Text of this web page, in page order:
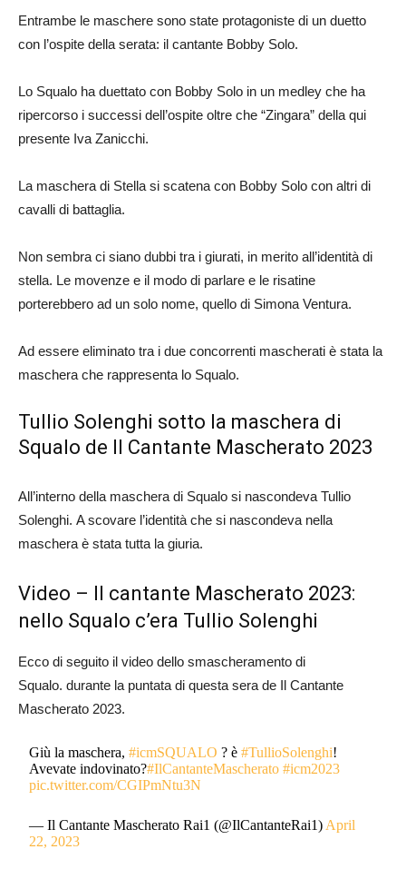
Entrambe le maschere sono state protagoniste di un duetto
con l’ospite della serata: il cantante Bobby Solo.
Lo Squalo ha duettato con Bobby Solo in un medley che ha
ripercorso i successi dell’ospite oltre che “Zingara” della qui
presente Iva Zanicchi.
La maschera di Stella si scatena con Bobby Solo con altri di
cavalli di battaglia.
Non sembra ci siano dubbi tra i giurati, in merito all’identità di
stella. Le movenze e il modo di parlare e le risatine
porterebbero ad un solo nome, quello di Simona Ventura.
Ad essere eliminato tra i due concorrenti mascherati è stata la
maschera che rappresenta lo Squalo.
Tullio Solenghi sotto la maschera di
Squalo de Il Cantante Mascherato 2023
All’interno della maschera di Squalo si nascondeva Tullio
Solenghi. A scovare l’identità che si nascondeva nella
maschera è stata tutta la giuria.
Video – Il cantante Mascherato 2023:
nello Squalo c’era Tullio Solenghi
Ecco di seguito il video dello smascheramento di
Squalo. durante la puntata di questa sera de Il Cantante
Mascherato 2023.
Giù la maschera,#icmSQUALO ? è#TullioSolenghi!
Avevate indovinato?#IlCantanteMascherato #icm2023
pic.twitter.com/CGIPmNtu3N
— Il Cantante Mascherato Rai1 (@IlCantanteRai1) April
22, 2023